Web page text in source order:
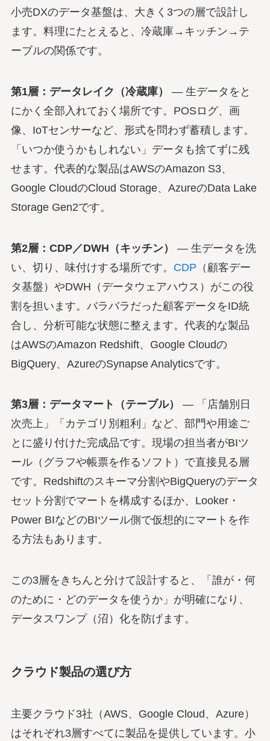
小売DXのデータ基盤は、大きく3つの層で設計し
ます。料理にたとえると、冷蔵庫→キッチン→テ
ーブルの関係です。
第1層：データレイク（冷蔵庫）
— 生データをと
にかく全部入れておく場所です。POSログ、画
像、IoTセンサーなど、形式を問わず蓄積します。
「いつか使うかもしれない」データも捨てずに残
せます。代表的な製品はAWSのAmazon S3、
Google CloudのCloud Storage、AzureのData Lake
Storage Gen2です。
第2層：CDP／DWH（キッチン）
— 生データを洗
い、切り、味付けする場所です。 CDP （顧客デー
タ基盤）やDWH（データウェアハウス）がこの役
割を担います。バラバラだった顧客データをID統
合し、分析可能な状態に整えます。代表的な製品
はAWSのAmazon Redshift、Google Cloudの
BigQuery、AzureのSynapse Analyticsです。
第3層：データマート（テーブル）
— 「店舗別日
次売上」「カテゴリ別粗利」など、部門や用途ご
とに盛り付けた完成品です。現場の担当者がBIツ
ール（グラフや帳票を作るソフト）で直接見る層
です。Redshiftのスキーマ分割やBigQueryのデータ
セット分割でマートを構成するほか、Looker・
Power BIなどのBIツール側で仮想的にマートを作
る方法もあります。
この3層をきちんと分けて設計すると、「誰が・何
のために・どのデータを使うか」が明確になり、
データスワンプ（沼）化を防げます。
クラウド製品の選び方
主要クラウド3社（AWS、Google Cloud、Azure）
はそれぞれ3層すべてに製品を提供しています。小